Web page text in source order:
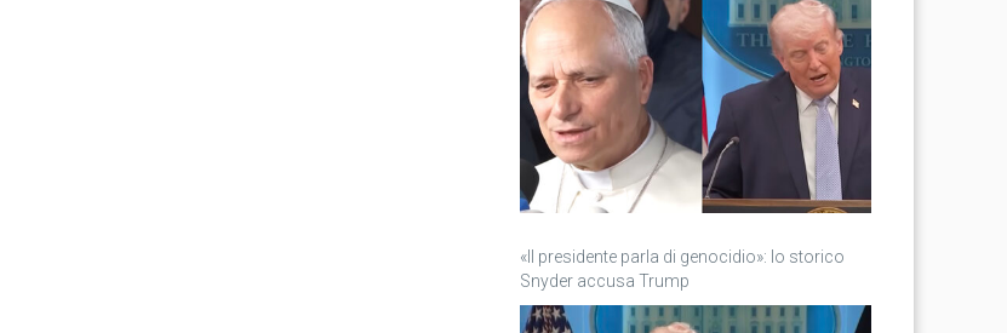
«Il presidente parla di genocidio»: lo storico
Snyder accusa Trump